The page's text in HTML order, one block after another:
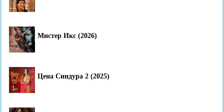
Мистер Икс (2026)
Цена Синдура 2 (2025)